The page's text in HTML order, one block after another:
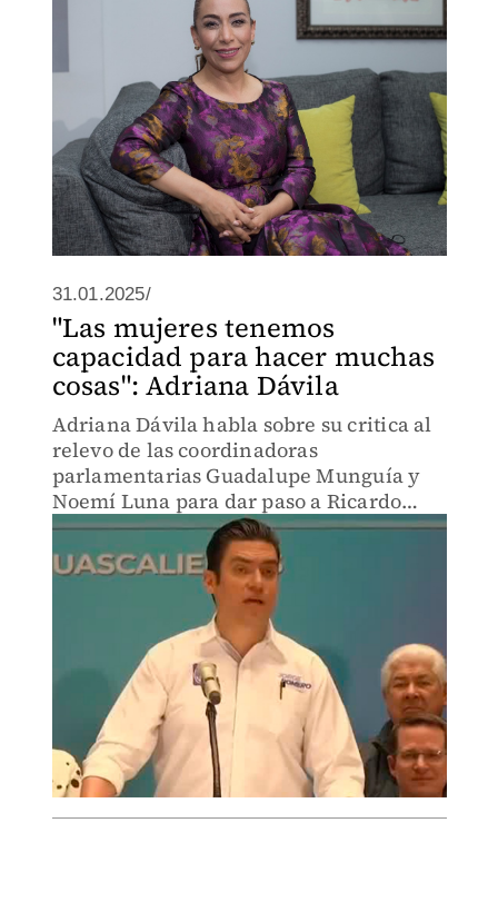
31.01.2025/
"Las mujeres tenemos
capacidad para hacer muchas
cosas": Adriana Dávila
Adriana Dávila habla sobre su critica al
relevo de las coordinadoras
parlamentarias Guadalupe Munguía y
Noemí Luna para dar paso a Ricardo
Anaya y Elías Lixa.